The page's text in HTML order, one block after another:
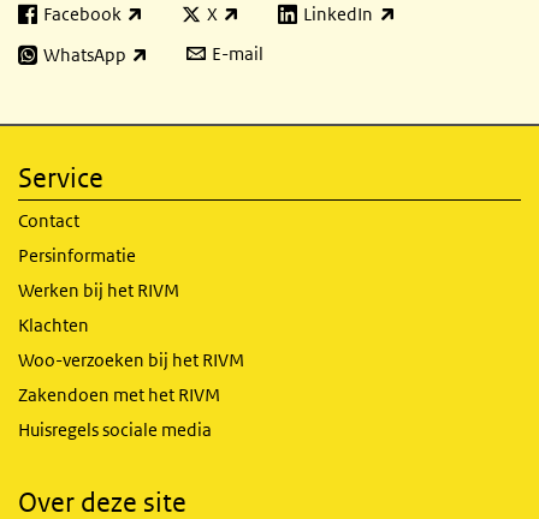
Facebook
(externe link) X
(externe link) LinkedIn
(externe link)
WhatsApp
(externe link) E-mail
Service
Contact
Persinformatie
Werken bij het RIVM
Klachten
Woo-verzoeken bij het RIVM
Zakendoen met het RIVM
Huisregels sociale media
Over deze site